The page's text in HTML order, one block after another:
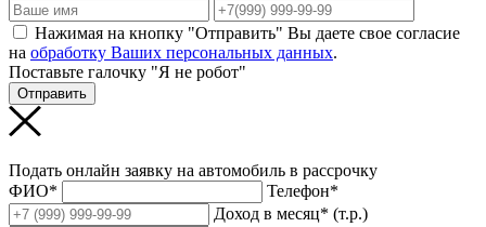
Нажимая на кнопку "Отправить" Вы даете свое согласие
на обработку Ваших персональных данных.
Поставьте галочку "Я не робот"
Отправить
Подать онлайн заявку на автомобиль в рассрочку
ФИО*
Телефон*
Доход в месяц* (т.р.)